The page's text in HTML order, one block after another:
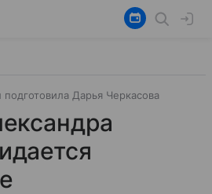
Дарья Черкасова